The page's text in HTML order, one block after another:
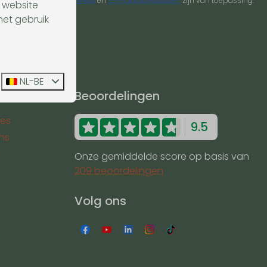
Beoordelingen
9.5
Onze gemiddelde score op basis van
209 beoordelingen
Volg ons
gebruik
NL-BE